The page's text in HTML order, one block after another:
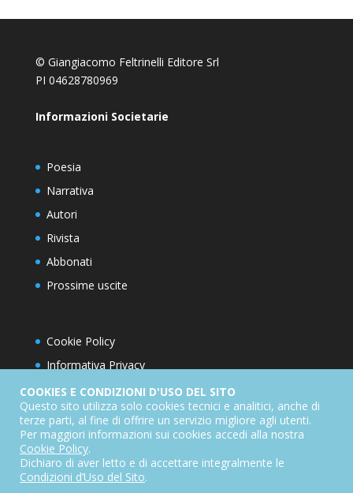
© Giangiacomo Feltrinelli Editore Srl
PI 04628780969
Informazioni Societarie
Poesia
Narrativa
Autori
Rivista
Abbonati
Prossime uscite
Cookie Policy
Informativa Privacy
Condizioni d’utilizzo del sito
Condizioni generali di abbonamento
Informativa sul diritto di recesso
Dichiarazione di accessibilità
COOKIES E CONDIZIONI D'USO DEL SITO
Questo sito utilizza solo cookies tecnici e analitici, anche di
terze parti, al fine di offrire un servizio migliore agli utenti.
Per maggiori informazioni sui cookies accedi alla nostra
Cookie Policy.
Dichiaro di aver letto e di accettare integralmente le
Condizioni d’Uso del Sito.